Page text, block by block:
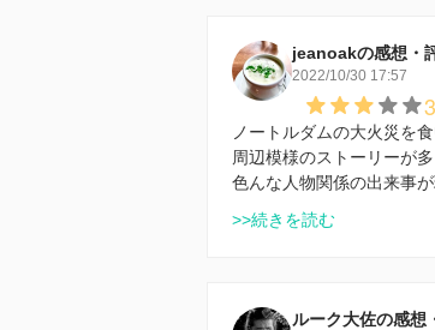
jeanoakの感想・
2022/10/30 17:57
ノートルダムの大火災を
周辺模様のストーリーが
色んな人物関係の出来事
>>続きを読む
ルーク大佐の感想